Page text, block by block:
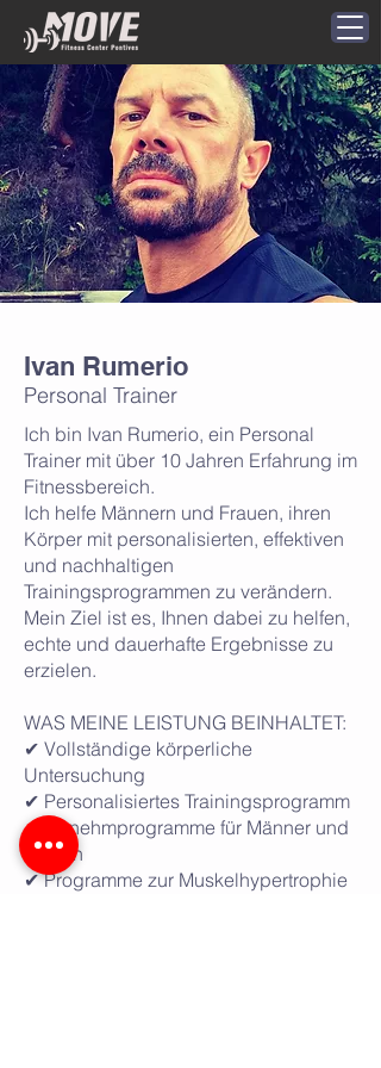
Ivan Rumerio
Personal Trainer
Ich bin Ivan Rumerio, ein Personal
Trainer mit über 10 Jahren Erfahrung im
Fitnessbereich.
Ich helfe Männern und Frauen, ihren
Körper mit personalisierten, effektiven
und nachhaltigen
Trainingsprogrammen zu verändern.
Mein Ziel ist es, Ihnen dabei zu helfen,
echte und dauerhafte Ergebnisse zu
erzielen.
WAS MEINE LEISTUNG BEINHALTET:
✔ Vollständige körperliche
Untersuchung
✔ Personalisiertes Trainingsprogramm
✔ Abnehmprogramme für Männer und
Frauen
✔ Programme zur Muskelhypertrophie